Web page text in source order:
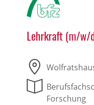
Lehrkraft (m/w/
Forschung